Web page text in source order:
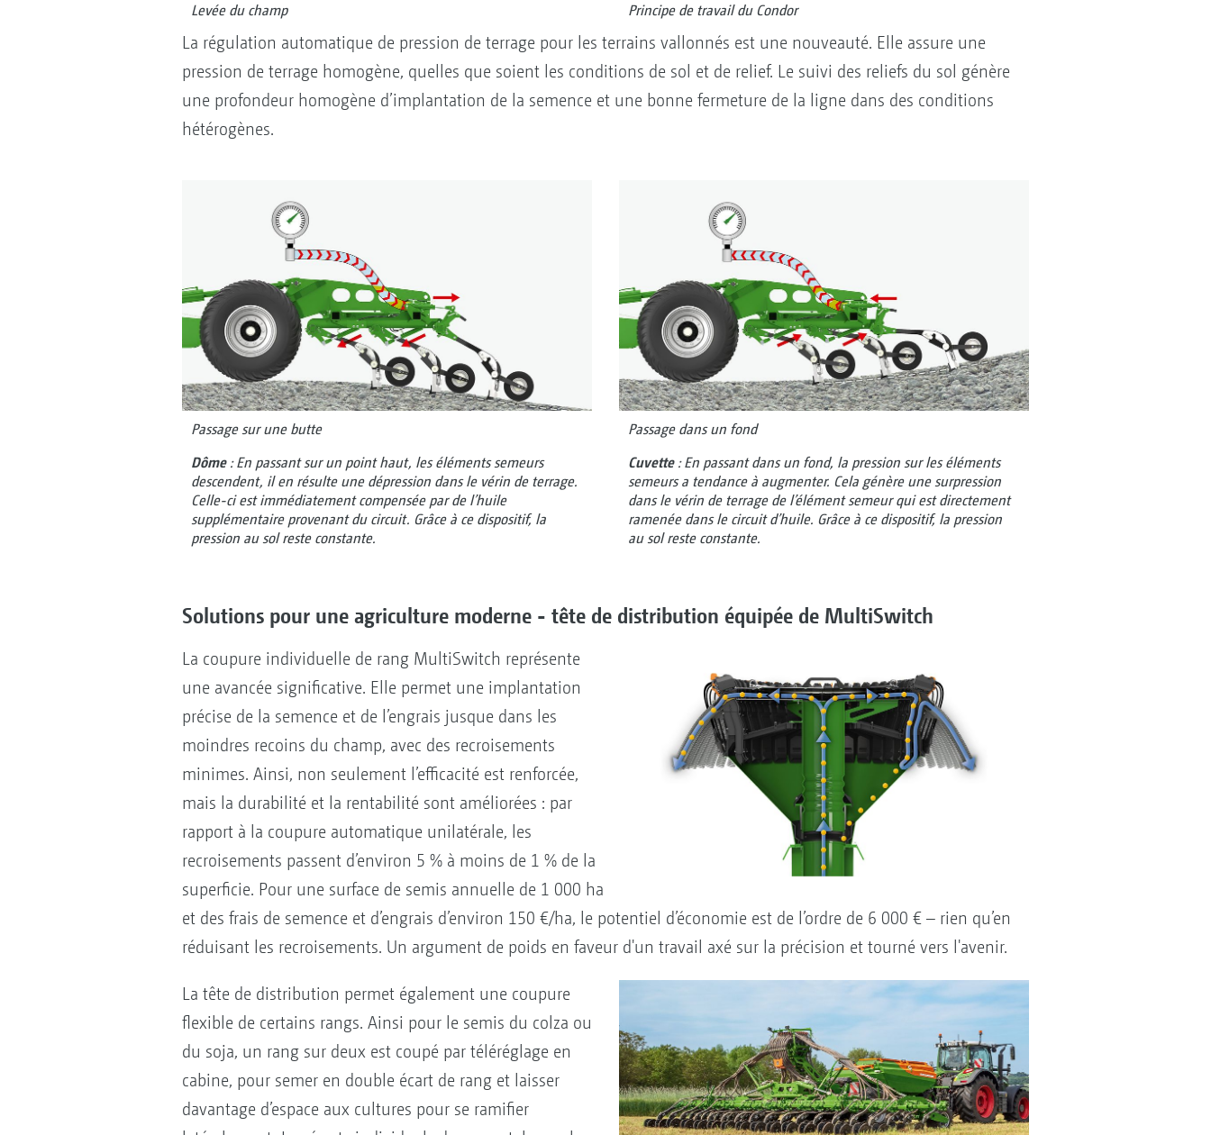
Levée du champ Principe de travail du Condor
La régulation automatique de pression de terrage pour les terrains vallonnés est une nouveauté. Elle assure une
pression de terrage homogène, quelles que soient les conditions de sol et de relief. Le suivi des reliefs du sol génère
une profondeur homogène d’implantation de la semence et une bonne fermeture de la ligne dans des conditions
hétérogènes.
Passage sur une butte
Dôme: En passant sur un point haut, les éléments semeurs
descendent, il en résulte une dépression dans le vérin de terrage.
Celle-ci est immédiatement compensée par de l’huile
supplémentaire provenant du circuit. Grâce à ce dispositif, la
pression au sol reste constante.
Passage dans un fond
Cuvette: En passant dans un fond, la pression sur les éléments
semeurs a tendance à augmenter. Cela génère une surpression
dans le vérin de terrage de l’élément semeur qui est directement
ramenée dans le circuit d’huile. Grâce à ce dispositif, la pression
au sol reste constante.
Solutions pour une agriculture moderne - tête de distribution équipée de MultiSwitch
La coupure individuelle de rang MultiSwitch représente
une avancée significative. Elle permet une implantation
précise de la semence et de l’engrais jusque dans les
moindres recoins du champ, avec des recroisements
minimes. Ainsi, non seulement l’efficacité est renforcée,
mais la durabilité et la rentabilité sont améliorées : par
rapport à la coupure automatique unilatérale, les
recroisements passent d’environ 5 % à moins de 1 % de la
superficie. Pour une surface de semis annuelle de 1 000 ha
et des frais de semence et d’engrais d’environ 150 €/ha, le potentiel d’économie est de l’ordre de 6 000 € – rien qu’en
réduisant les recroisements. Un argument de poids en faveur d'un travail axé sur la précision et tourné vers l'avenir.
La tête de distribution permet également une coupure
flexible de certains rangs. Ainsi pour le semis du colza ou
du soja, un rang sur deux est coupé par téléréglage en
cabine, pour semer en double écart de rang et laisser
davantage d’espace aux cultures pour se ramifier